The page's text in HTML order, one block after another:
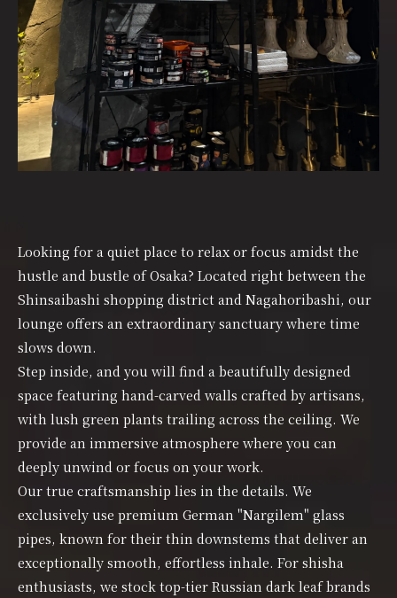
Looking for a quiet place to relax or focus amidst the
hustle and bustle of Osaka? Located right between the
Shinsaibashi shopping district and Nagahoribashi, our
lounge offers an extraordinary sanctuary where time
slows down.
Step inside, and you will find a beautifully designed
space featuring hand-carved walls crafted by artisans,
with lush green plants trailing across the ceiling. We
provide an immersive atmosphere where you can
deeply unwind or focus on your work.
Our true craftsmanship lies in the details. We
exclusively use premium German "Nargilem" glass
pipes, known for their thin downstems that deliver an
exceptionally smooth, effortless inhale. For shisha
enthusiasts, we stock top-tier Russian dark leaf brands